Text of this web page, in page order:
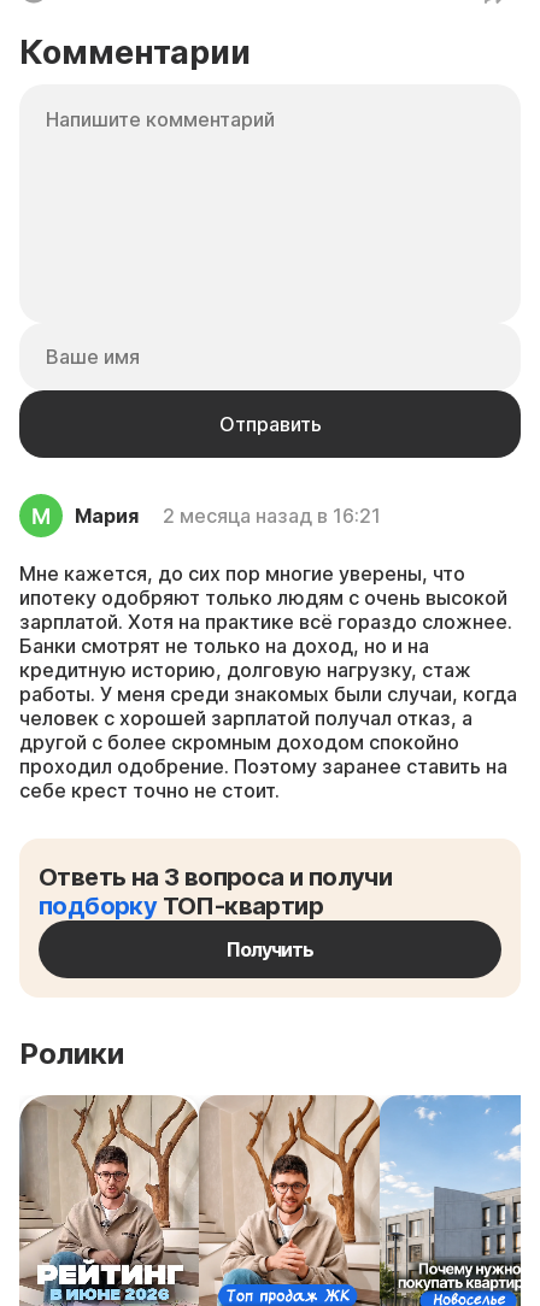
Комментарии
Мария 2 месяца назад в 16:21
Мне кажется, до сих пор многие уверены, что
ипотеку одобряют только людям с очень высокой
зарплатой. Хотя на практике всё гораздо сложнее.
Банки смотрят не только на доход, но и на
кредитную историю, долговую нагрузку, стаж
работы. У меня среди знакомых были случаи, когда
человек с хорошей зарплатой получал отказ, а
другой с более скромным доходом спокойно
проходил одобрение. Поэтому заранее ставить на
себе крест точно не стоит.
Ответь на 3 вопроса и получи
подборкуТОП-квартир
Получить
Ролики